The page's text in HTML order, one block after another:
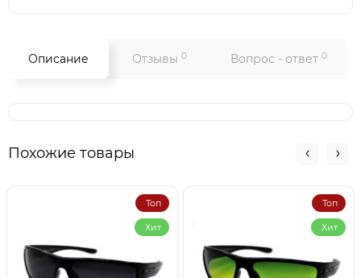
Описание Отзывы 0 Вопрос - ответ 0
Похожие товары
Топ
Хит
Топ
Хит